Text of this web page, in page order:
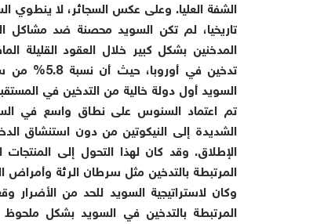
الشفة العليا. وعلى عكس السجائر، لا ينطوي
تاريخيا، لم تكن السويد محصنة ضد مشاكل
المدخنين بشكل كبير خلال العقود القليلة
تدخين في
السويد أول دولة خالية من التدخين في
تم اعتماد السنوس على نطاق واسع في
الشديدة إلى النيكوتين من دون استنشاق
الإطلاق. وقد كان لهذا التحول إلى
المرتبطة بالتدخين مثل سرطان الرئة وأمراض
وكان لاستراتيجية السويد للحد من
المرتبطة بالتدخين في السويد بشكل